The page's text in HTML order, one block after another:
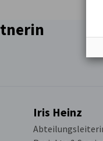
Iris Heinz